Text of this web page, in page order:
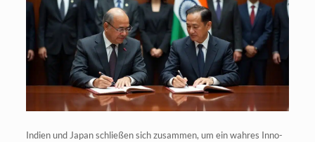
Indi­en und Japan schlie­ßen sich zusam­men, um ein wah­res Inno­